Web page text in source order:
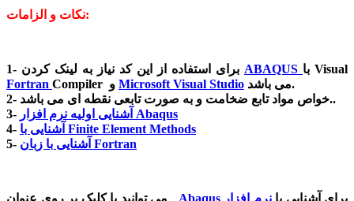
نکات و الزامات:
ABAQUS
با Visual
Fortran
Microsoft Visual Studio
می باشد.
2- خواص مواد تابع ضخامت و به صورت تابعی نقطه ای می باشد..
3-
آشنایی اولیه نرم افزار Abaqus
4-
آشنایی با Finite Element Methods
5-
آشنایی با زبان Fortran
برای آشنایی بانرم افزارAbaqus
می توانید با کلیک بر روی عنوان